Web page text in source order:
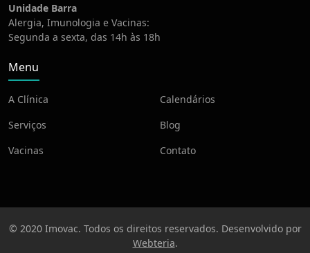
Unidade Barra
Alergia, Imunologia e Vacinas:
Segunda a sexta, das 14h às 18h
Menu
A Clínica
Serviços
Vacinas
Calendários
Blog
Contato
© 2020 Imovac. Todos os direitos reservados. Desenvolvido por
Webteria.